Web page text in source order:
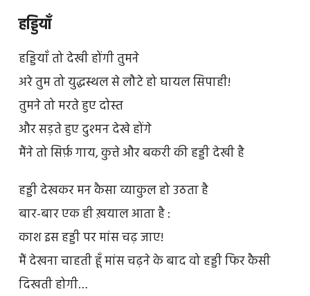
हड्डियाँ
हड्डियाँ तो देखी होंगी तुमने
अरे तुम तो युद्धस्थल से लौटे हो घायल सिपाही!
तुमने तो मरते हुए दोस्त
और सड़ते हुए दुश्मन देखे होंगे
मैंने तो सिर्फ़ गाय, कुत्ते और बकरी की हड्डी देखी है
हड्डी देखकर मन कैसा व्याकुल हो उठता है
बार-बार एक ही ख़याल आता है :
काश इस हड्डी पर मांस चढ़ जाए!
मैं देखना चाहती हूँ मांस चढ़ने के बाद वो हड्डी फिर कैसी
दिखती होगी…